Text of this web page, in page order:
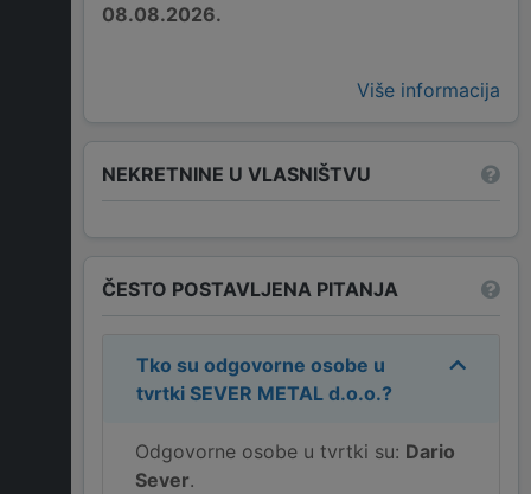
08.08.2026.
Više informacija
NEKRETNINE U VLASNIŠTVU
ČESTO POSTAVLJENA PITANJA
Tko su odgovorne osobe u
tvrtki SEVER METAL d.o.o.?
Odgovorne osobe u tvrtki su: Dario
Sever.